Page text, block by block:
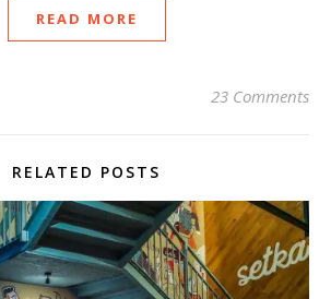
READ MORE
23 Comments
RELATED POSTS